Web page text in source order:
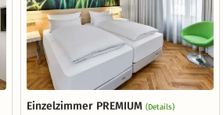
Einzelzimmer PREMIUM (Details)